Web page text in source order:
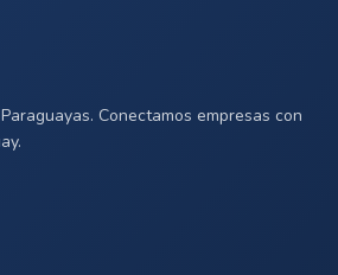
Conectamos empresas con